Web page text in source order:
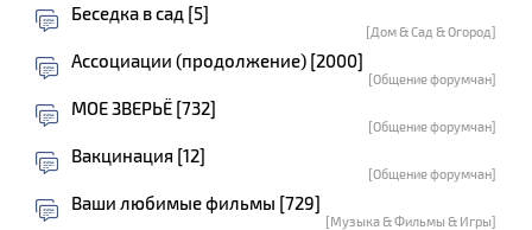
Беседка в сад [5]
[Дом & Сад & Огород]
Ассоциации (продолжение) [2000]
[Общение форумчан]
МОЕ ЗВЕРЬЁ [732]
[Общение форумчан]
Вакцинация [12]
[Общение форумчан]
Ваши любимые фильмы [729]
[Музыка & Фильмы & Игры]